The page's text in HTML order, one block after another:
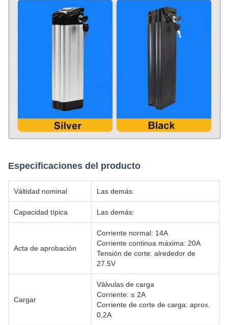
Especificaciones del producto
Válti­dad nominal Las demás:
Capacidad típica Las demás:
Acta de aprobación
Corriente normal: 14A
Corriente continua máxima: 20A
Tensión de corte: alrededor de
27.5V
Cargar
Válvulas de carga
Corriente: ≤ 2A
Corriente de corte de carga: aprox.
0,2A